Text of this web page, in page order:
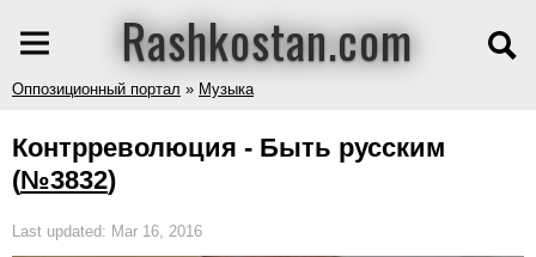
Rashkostan.com
Оппозиционный портал » Музыка
Контрреволюция - Быть русским
(№3832)
Last updated: Mar 16, 2016